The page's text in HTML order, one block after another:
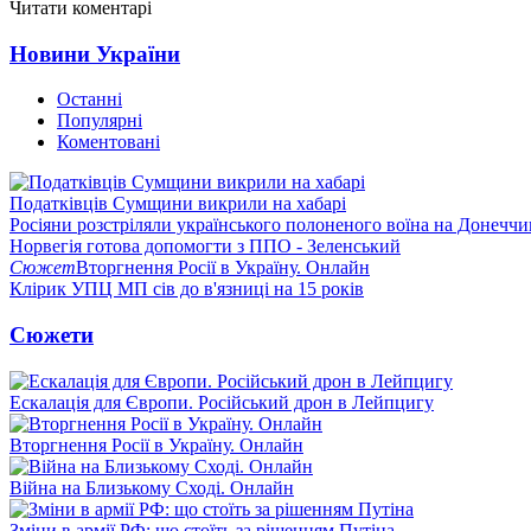
Читати коментарі
Новини України
Останні
Популярні
Коментовані
Податківців Сумщини викрили на хабарі
Росіяни розстріляли українського полоненого воїна на
Норвегія готова допомогти з ППО - Зеленський
СюжетВторгнення Росії в Україну. Онлайн
Клірик УПЦ МП сів до в'язниці на 15 років
Сюжети
Ескалація для Європи. Російський дрон в Лейпцигу
Вторгнення Росії в Україну. Онлайн
Війна на Близькому Сході. Онлайн